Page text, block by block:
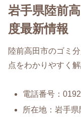
岩手県陸前
度最新情報
陸前高田市のゴミ
点をわかりやすく解
電話番号：
所在地：岩手